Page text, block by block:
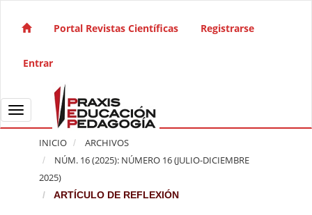
Navegación principal
Barra lateral
Portal Revistas Científicas Registrarse
Entrar
Toggle navigation
INICIO
ARCHIVOS
NÚM. 16 (2025): NÚMERO 16 (JULIO-DICIEMBRE
2025)
ARTÍCULO DE REFLEXIÓN